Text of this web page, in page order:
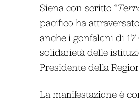
Siena con scritto “
pacifico ha
anche i gonfaloni di
solidarietà delle
Presidente della
La manifestazione è